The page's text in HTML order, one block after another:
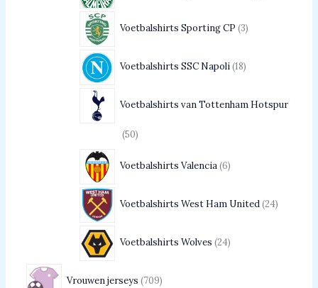
Voetbalshirts Sporting CP 3
Voetbalshirts SSC Napoli 18
Voetbalshirts van Tottenham Hotspur
50
Voetbalshirts Valencia 6
Voetbalshirts West Ham United 24
Voetbalshirts Wolves 24
Vrouwen jerseys 709